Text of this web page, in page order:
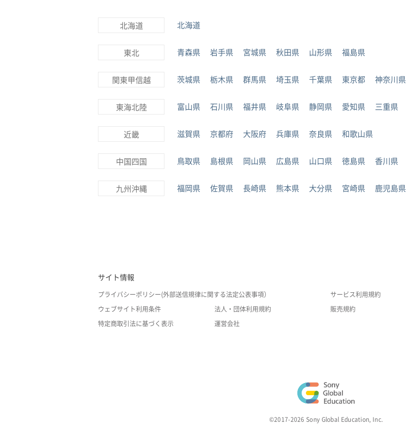
北海道 北海道
東北 青森県 岩手県 宮城県 秋田県 山形県 福島県
関東甲信越 茨城県 栃木県 群馬県 埼玉県 千葉県 東京都 神奈川県
東海北陸 富山県 石川県 福井県 岐阜県 静岡県 愛知県 三重県
近畿 滋賀県 京都府 大阪府 兵庫県 奈良県 和歌山県
中国四国 鳥取県 島根県 岡山県 広島県 山口県 徳島県 香川県
九州沖縄 福岡県 佐賀県 長崎県 熊本県 大分県 宮崎県 鹿児島県
サイト情報
プライバシーポリシー(外部送信規律に関する法定公表事項） サービス利用規約
ウェブサイト利用条件 法人・団体利用規約 販売規約
特定商取引法に基づく表示 運営会社
©2017-2026 Sony Global Education, Inc.